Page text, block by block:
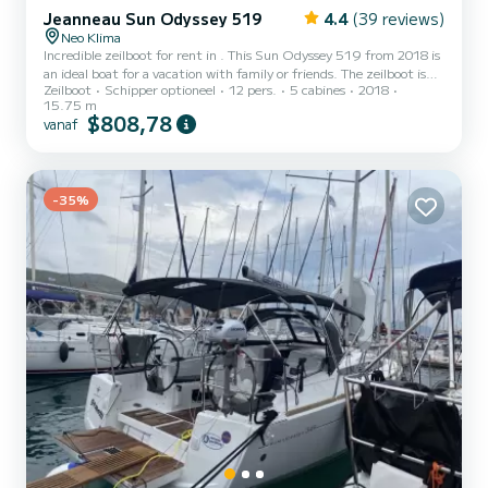
Jeanneau Sun Odyssey 519 4.4 (39 reviews)
Neo Klima
Incredible zeilboot for rent in . This Sun Odyssey 519 from 2018 is
an ideal boat for a vacation with family or friends. The zeilboot is
16 meters in length with 75 horsepower. The 5 cabins can
accommodate 12 passengers when cruising. Voor uw comfort heeft
Perro Blanco 3 toiletten met douche aan boord. Deze boot is
B...
Zeilboot Schipper optioneel 12 pers. 5 cabines
2018
15.75 m
vanaf $808,78
-35%